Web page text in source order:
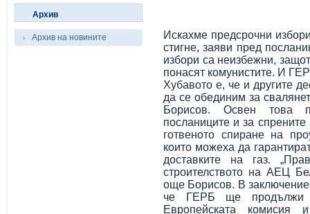
Архив
Архив на новините
Искахме предсрочни
стигне, заяви пред
избори са неизбежни,
понасят комунистите. И
Хубавото е, че и другите
да се обединим за
Борисов. Освен това
посланиците и за
готвеното спиране на
които можеха да
доставките на газ.
строителството на АЕЦ
още Борисов. В
че ГЕРБ ще продължи
Европейската